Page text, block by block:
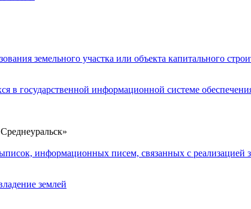
земельного участка или объекта капитального
в государственной информационной системе
информационных писем, связанных с реализацией
землей